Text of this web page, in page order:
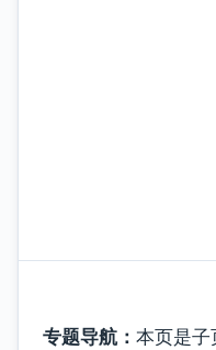
专题导航： 本页是子